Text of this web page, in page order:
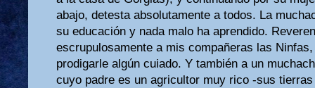
abajo, detesta absolutamente a todos. La
su educación y nada malo ha apren­dido.
escrupulosamente a mis compañeras las
prodigarle algún cuiado. Y también a un
cuyo padre es un agricultor muy rico -sus